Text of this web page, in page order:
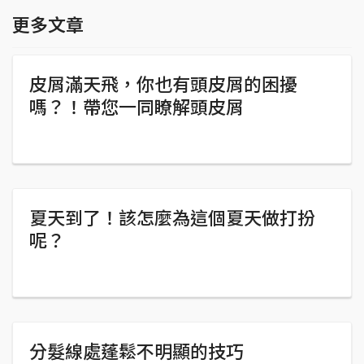
更多文章
皮屑滿天飛，你也有頭皮屑的困擾
嗎？！帶您一同瞭解頭皮屑
夏天到了！該怎麼為這個夏天做打扮
呢？
分髮線處蓬鬆不明顯的技巧